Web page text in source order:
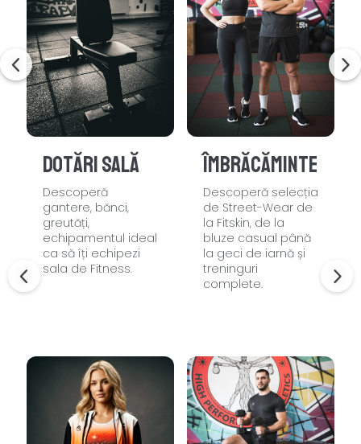
Dotări sală
Descoperă
gantere, bănci,
greutăți,
echipamentul ideal
ca să îți echipezi
sala de Fitness.
Îmbrăcăminte
Descoperă selecția
de Street-Wear de
la Fitskin, de la
bluze casual până
la geci de iarnă și
treninguri
complete.